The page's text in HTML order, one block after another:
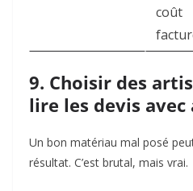
coût
9. Choisir des
lire les devis
Un bon matériau mal posé
résultat. C’est brutal, mais vrai.